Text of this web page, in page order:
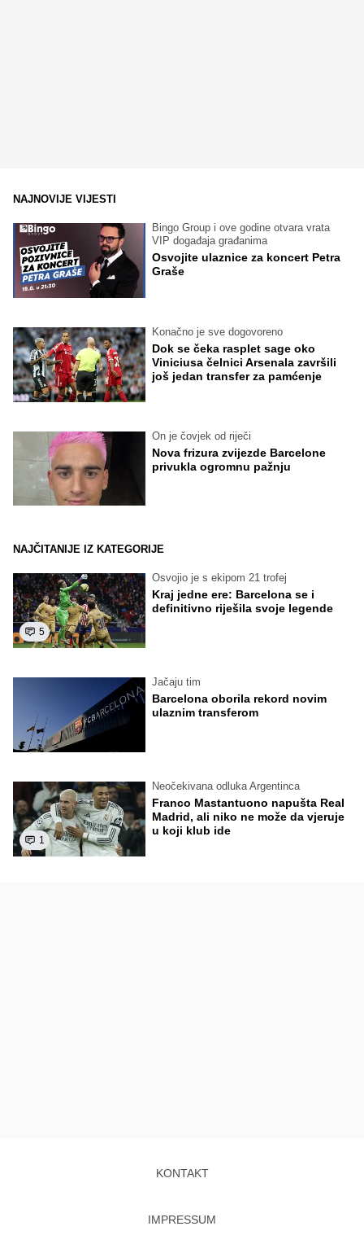
NAJNOVIJE VIJESTI
Bingo Group i ove godine otvara vrata
VIP događaja građanima
Osvojite ulaznice za koncert Petra
Graše
Konačno je sve dogovoreno
Dok se čeka rasplet sage oko
Viniciusa čelnici Arsenala završili
još jedan transfer za pamćenje
On je čovjek od riječi
Nova frizura zvijezde Barcelone
privukla ogromnu pažnju
NAJČITANIJE IZ KATEGORIJE
5
Osvojio je s ekipom 21 trofej
Kraj jedne ere: Barcelona se i
definitivno riješila svoje legende
Jačaju tim
Barcelona oborila rekord novim
ulaznim transferom
1
Neočekivana odluka Argentinca
Franco Mastantuono napušta Real
Madrid, ali niko ne može da vjeruje
u koji klub ide
KONTAKT
IMPRESSUM